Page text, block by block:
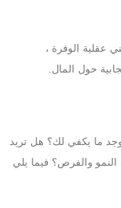
عقلية الوفرة ،
حول المال.
ما يكفي لك؟ هل تريد
النمو والفرص؟ فيما يلي